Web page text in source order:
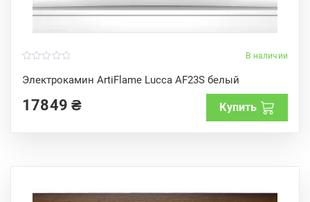
В наличии
Электрокамин ArtiFlame Lucca AF23S белый
o
u
o
17849₴ Купить